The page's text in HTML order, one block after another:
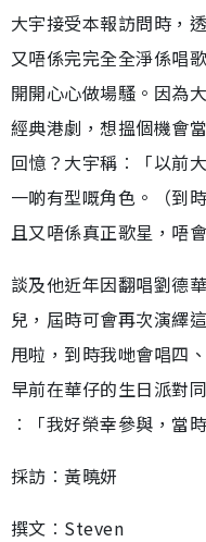
大宇接受本報訪問時，
又唔係完完全全淨係唱
開開心心做場騷。因為
經典港劇，想搵個機會
回憶？大宇稱︰「以前
一啲有型嘅角色。（到
且又唔係真正歌星，唔
談及他近年因翻唱劉德
兒，屆時可會再次演繹
甩啦，到時我哋會唱四
早前在華仔的生日派對
︰「我好榮幸參與，當
採訪︰黃曉妍
撰文︰Steven